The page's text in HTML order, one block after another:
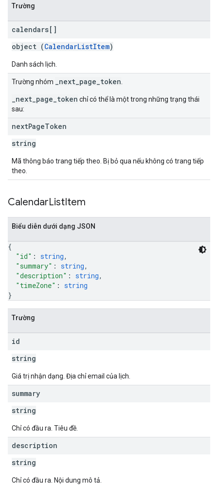
Trường
calendars[]
object (CalendarListItem)
Danh sách lịch.
Trường nhóm _next_page_token
_next_page_token chỉ có thể là một trong những trạng thái
sau:
nextPageToken
string
Mã thông báo trang tiếp theo. Bị bỏ qua nếu không có trang tiếp
theo.
CalendarListItem
Biểu diễn dưới dạng JSON
{
"id" : string,
"summary" : string,
"description" : string,
"timeZone" : string
}
Trường
id
string
Giá trị nhận dạng. Địa chỉ email của lịch.
summary
string
Chỉ có đầu ra. Tiêu đề.
description
string
Chỉ có đầu ra. Nội dung mô tả.